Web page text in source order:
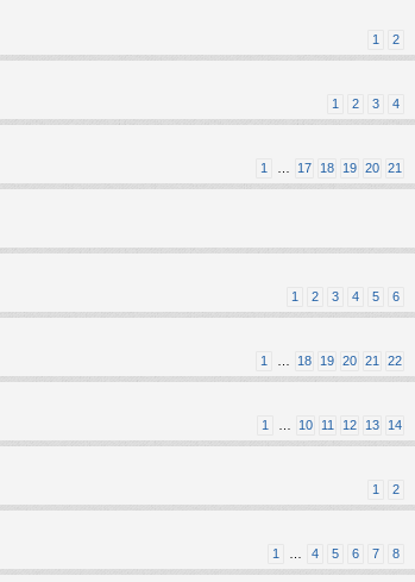
1 2
1 2 3 4
1 … 17 18 19 20 21
1 2 3 4 5 6
1 … 18 19 20 21 22
1 … 10 11 12 13 14
1 2
1 … 4 5 6 7 8